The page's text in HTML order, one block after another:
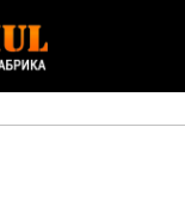
Акційні товари